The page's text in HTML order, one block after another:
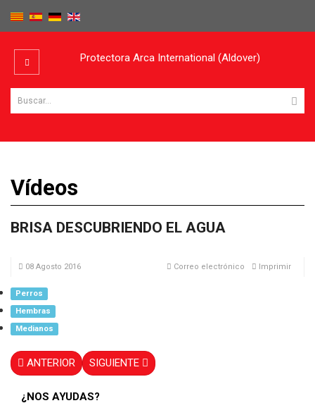
Protectora Arca International (Aldover)
Vídeos
BRISA DESCUBRIENDO EL AGUA
08 Agosto 2016 Imprimir
Correo electrónico
Perros
Hembras
Medianos
ANTERIOR SIGUIENTE
¿NOS AYUDAS?